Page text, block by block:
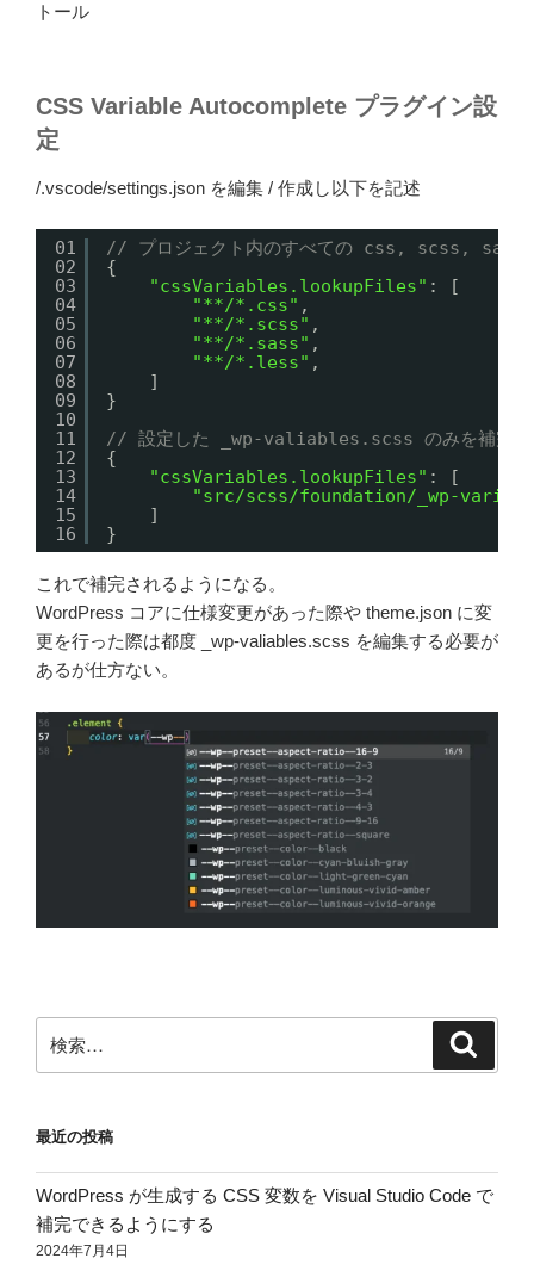
トール
CSS Variable Autocomplete プラグイン設
定
/.vscode/settings.json を編集 / 作成し以下を記述
01
02
03
04
05
06
07
08
09
10
11
12
13
14
15
16
// プロジェクト内のすべての css, scss, sass,
{
"cssVariables.lookupFiles" : [
"**/*.css" ,
"**/*.scss" ,
"**/*.sass" ,
"**/*.less" ,
]
}
// 設定した _wp-valiables.scss のみを補完対
{
"cssVariables.lookupFiles" : [
"src/scss/foundation/_wp-
]
}
これで補完されるようになる。
WordPress コアに仕様変更があった際や theme.json に変
更を行った際は都度 _wp-valiables.scss を編集する必要が
あるが仕方ない。
索:
最近の投稿
WordPress が生成する CSS 変数を Visual Studio Code で
補完できるようにする
2024年7月4日